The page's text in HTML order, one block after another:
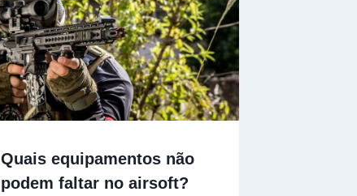
Quais equipamentos não
podem faltar no airsoft?